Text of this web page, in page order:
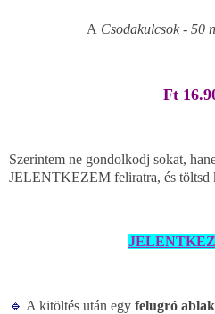
A Csodakulcsok - 50
Ft
Szerintem ne gondolkodj sokat,
JELENTKEZEM feliratra, és töltsd
🔹 A kitöltés után egy felugró